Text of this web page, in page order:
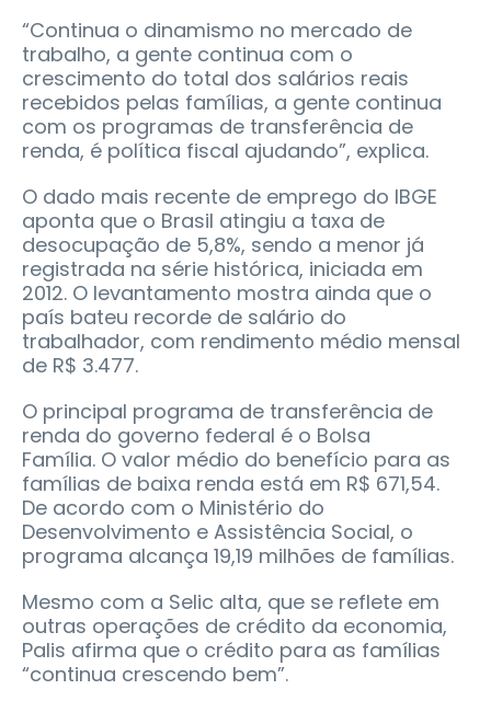
“Continua o dinamismo no mercado de
trabalho, a gente continua com o
crescimento do total dos salários reais
recebidos pelas famílias, a gente continua
com os programas de transferência de
renda, é política fiscal ajudando”, explica.
O dado mais recente de emprego do IBGE
aponta que o Brasil atingiu a taxa de
desocupação de 5,8%, sendo a menor já
registrada na série histórica, iniciada em
2012. O levantamento mostra ainda que o
país bateu recorde de salário do
trabalhador, com rendimento médio mensal
de R$ 3.477.
O principal programa de transferência de
renda do governo federal é o Bolsa
Família. O valor médio do benefício para as
famílias de baixa renda está em R$ 671,54.
De acordo com o Ministério do
Desenvolvimento e Assistência Social, o
programa alcança 19,19 milhões de famílias.
Mesmo com a Selic alta, que se reflete em
outras operações de crédito da economia,
Palis afirma que o crédito para as famílias
“continua crescendo bem”.